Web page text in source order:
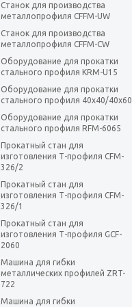
Станок для производства
металлопрофиля CFFM-UW
Станок для производства
металлопрофиля CFFM-CW
Оборудование для прокатки
стального профиля KRM-U15
Оборудование для прокатки
стального профиля 40x40/40x60
Оборудование для прокатки
стального профиля RFM-6065
Прокатный стан для
изготовления Т-профиля CFM-
326/2
Прокатный стан для
изготовления Т-профиля CFM-
326/1
Прокатный стан для
изготовления Т-профиля GСF-
2060
Машина для гибки
металлических профилей ZRT-
722
Машина для гибки